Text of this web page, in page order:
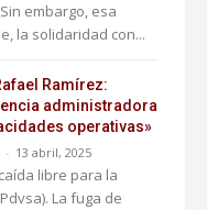
embargo, esa
la solidaridad con...
Ramírez:
administradora
operativas»
- 13 abril, 2025
libre para la
La fuga de